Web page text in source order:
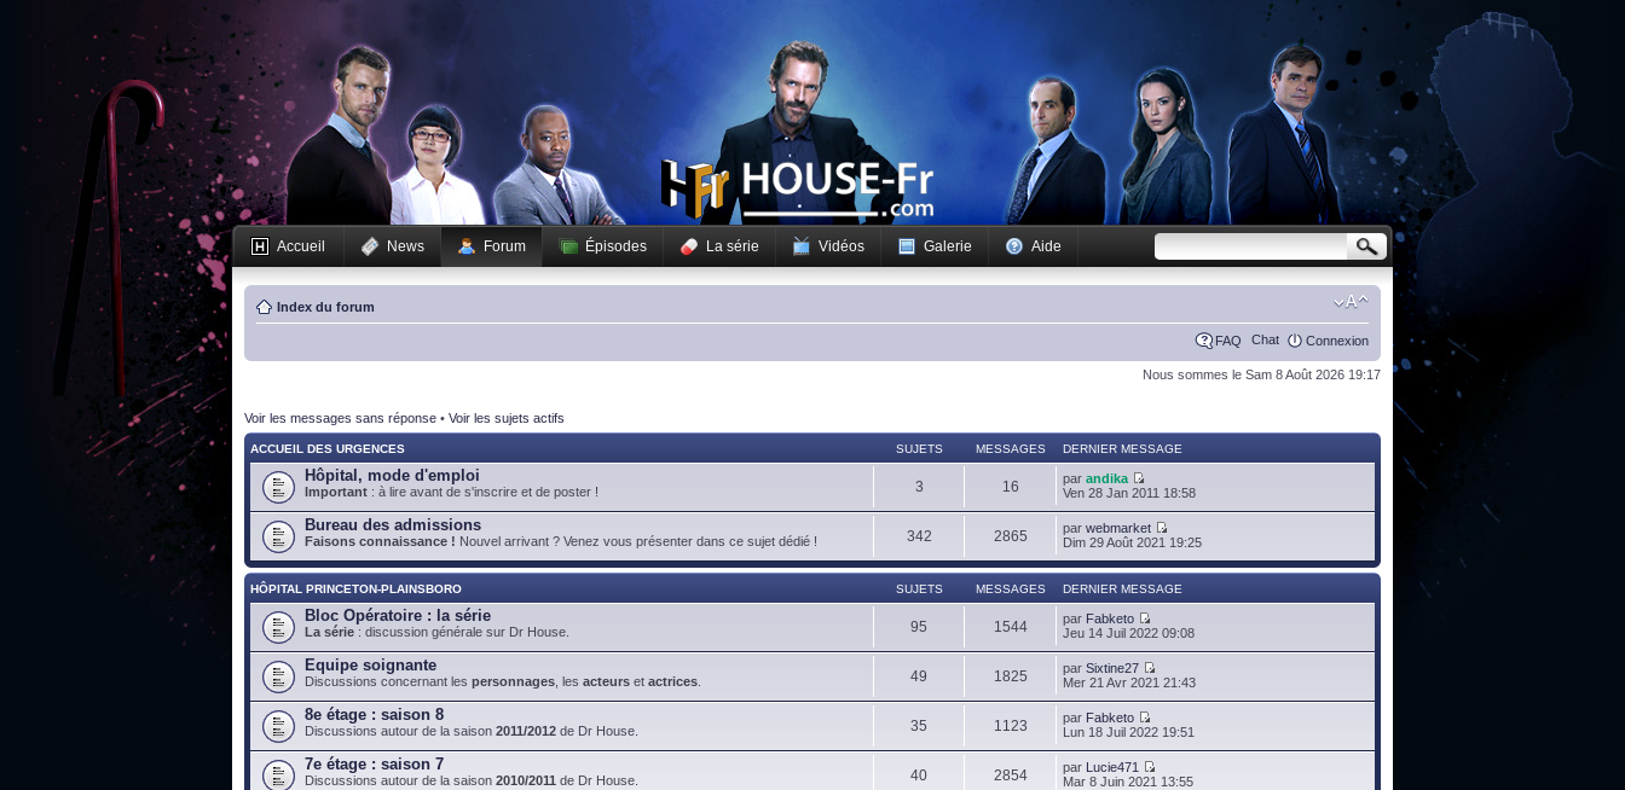
Accueil News Forum Épisodes La série Vidéos Galerie Aide
Index du forum
FAQ Chat Connexion
Nous sommes le Sam 8 Août 2026 19:17
Voir les messages sans réponse • Voir les sujets actifs
ACCUEIL DES URGENCES SUJETS MESSAGES DERNIER MESSAGE
Hôpital, mode d'emploi
Important : à lire avant de s'inscrire et de poster ! 3 16 par andika
Ven 28 Jan 2011 18:58
Bureau des admissions
Faisons connaissance ! Nouvel arrivant ? Venez vous présenter dans ce sujet dédié ! 342 2865 par webmarket
Dim 29 Août 2021 19:25
HÔPITAL PRINCETON-PLAINSBORO SUJETS MESSAGES DERNIER MESSAGE
Bloc Opératoire : la série
La série : discussion générale sur Dr House. 95 1544 par Fabketo
Jeu 14 Juil 2022 09:08
Equipe soignante
Discussions concernant les personnages , les acteurs et actrices 49 1825 par Sixtine27
Mer 21 Avr 2021 21:43
8e étage : saison 8
Discussions autour de la saison 2011/2012 de Dr House. 35 1123 par Fabketo
Lun 18 Juil 2022 19:51
7e étage : saison 7
Discussions autour de la saison 2010/2011 de Dr House. 40 2854 par Lucie471
Mar 8 Juin 2021 13:55